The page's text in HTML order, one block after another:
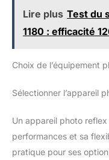
Lire plus Test du
1180 : efficacité
Choix de l’équipement
Sélectionner l’appareil
Un appareil photo
performances et sa
pratique pour ses